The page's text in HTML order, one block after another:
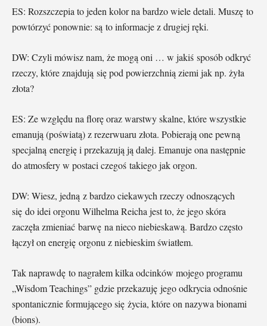
ES: Rozszczepia to jeden kolor na bardzo wiele detali. Muszę to
powtórzyć ponownie: są to informacje z drugiej ręki.
DW: Czyli mówisz nam, że mogą oni … w jakiś sposób odkryć
rzeczy, które znajdują się pod powierzchnią ziemi jak np. żyła
złota?
ES: Ze względu na florę oraz warstwy skalne, które wszystkie
emanują (poświatą) z rezerwuaru złota. Pobierają one pewną
specjalną energię i przekazują ją dalej. Emanuje ona następnie
do atmosfery w postaci czegoś takiego jak orgon.
DW: Wiesz, jedną z bardzo ciekawych rzeczy odnoszących
się do idei orgonu Wilhelma Reicha jest to, że jego skóra
zaczęła zmieniać barwę na nieco niebieskawą. Bardzo często
łączył on energię orgonu z niebieskim światłem.
Tak naprawdę to nagrałem kilka odcinków mojego programu
„Wisdom Teachings” gdzie przekazuję jego odkrycia odnośnie
spontanicznie formującego się życia, które on nazywa bionami
(bions).